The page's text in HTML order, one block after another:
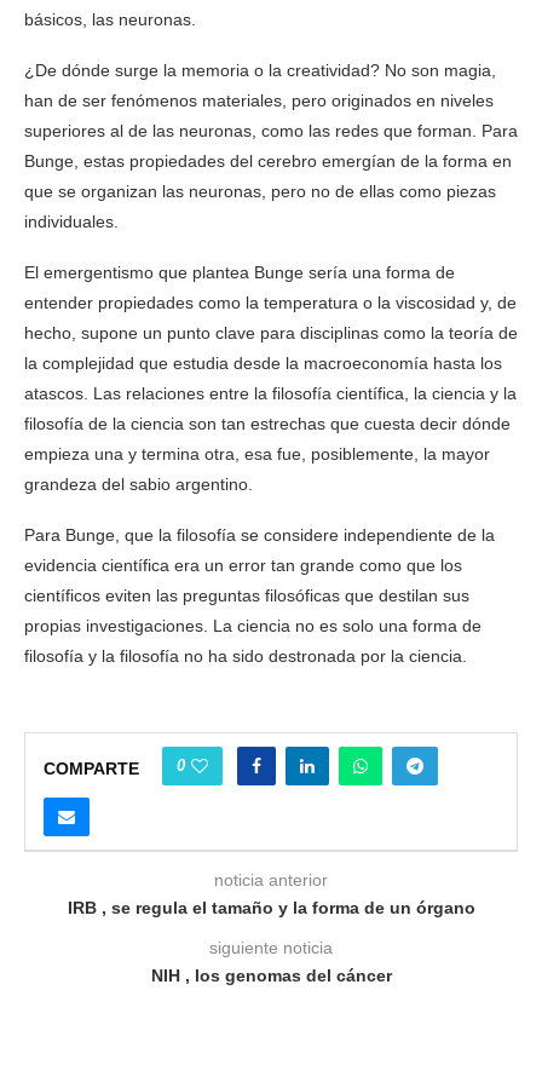
básicos, las neuronas.
¿De dónde surge la memoria o la creatividad? No son magia,
han de ser fenómenos materiales, pero originados en niveles
superiores al de las neuronas, como las redes que forman. Para
Bunge, estas propiedades del cerebro emergían de la forma en
que se organizan las neuronas, pero no de ellas como piezas
individuales.
El emergentismo que plantea Bunge sería una forma de
entender propiedades como la temperatura o la viscosidad y, de
hecho, supone un punto clave para disciplinas como la teoría de
la complejidad que estudia desde la macroeconomía hasta los
atascos. Las relaciones entre la filosofía científica, la ciencia y la
filosofía de la ciencia son tan estrechas que cuesta decir dónde
empieza una y termina otra, esa fue, posiblemente, la mayor
grandeza del sabio argentino.
Para Bunge, que la filosofía se considere independiente de la
evidencia científica era un error tan grande como que los
científicos eviten las preguntas filosóficas que destilan sus
propias investigaciones. La ciencia no es solo una forma de
filosofía y la filosofía no ha sido destronada por la ciencia.
COMPARTE 0
noticia anterior
IRB , se regula el tamaño y la forma de un órgano
siguiente noticia
NIH , los genomas del cáncer